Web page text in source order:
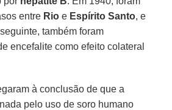
entre Rio e Espírito Santo, e
também foram
encefalite como efeito colateral
à conclusão de que a
pelo uso de soro humano